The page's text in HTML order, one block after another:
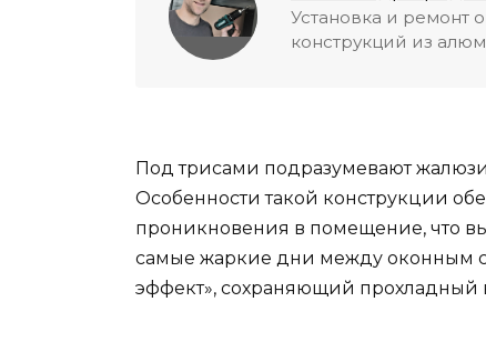
Установка и ремонт
конструкций из
Под трисами подразумевают
Особенности такой конструкции
проникновения в помещение, что
самые жаркие дни между оконным
эффект», сохраняющий прохладный